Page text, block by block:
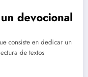
devocional
consiste en dedicar un
de textos